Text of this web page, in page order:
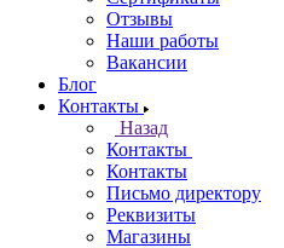
Отзывы
Наши работы
Вакансии
Блог
Контакты
Назад
Контакты
Контакты
Письмо директору
Реквизиты
Магазины